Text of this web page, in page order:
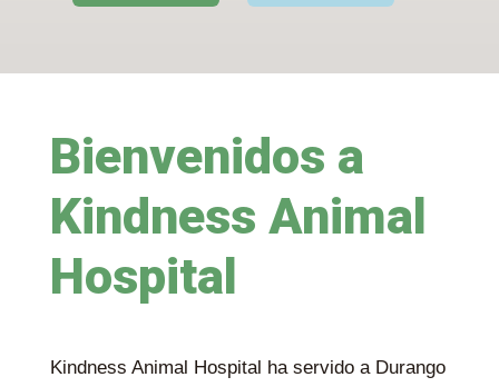
Bienvenidos a
Kindness Animal
Hospital
Kindness Animal Hospital ha servido a Durango